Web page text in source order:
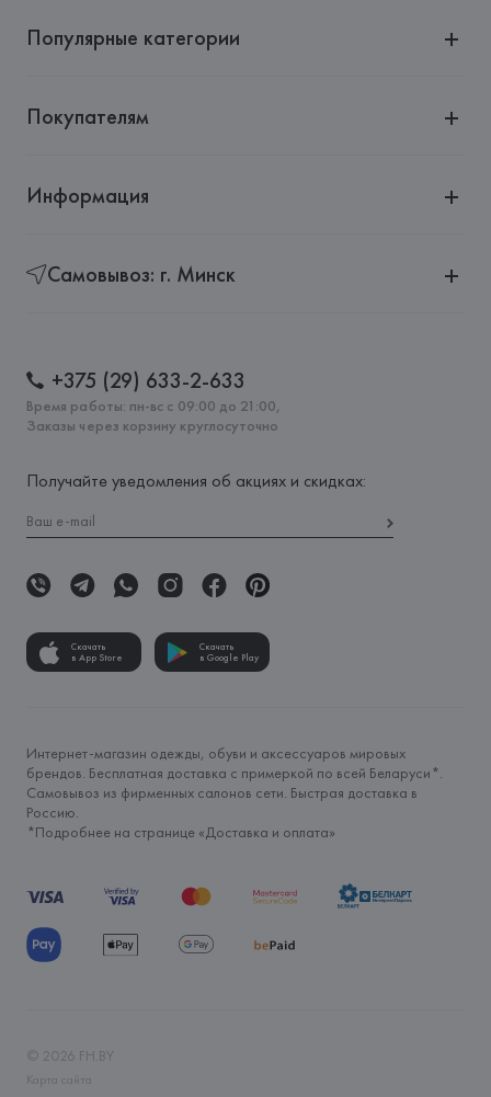
Популярные категории
Покупателям
Информация
Самовывоз: г. Минск
+375 (29) 633-2-633
Время работы: пн-вс с 09:00 до 21:00,
Заказы через корзину круглосуточно
Получайте уведомления об акциях и скидках:
Скачать
в App Store
Скачать
в Google Play
Интернет-магазин одежды, обуви и аксессуаров мировых
брендов. Бесплатная доставка с примеркой по всей Беларуси*.
Самовывоз из фирменных салонов сети. Быстрая доставка в
Россию.
*Подробнее на странице «Доставка и оплата»
© 2026 FH.BY
Карта сайта